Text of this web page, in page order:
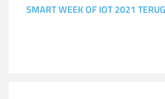
SMART WEEK OF IOT 2021